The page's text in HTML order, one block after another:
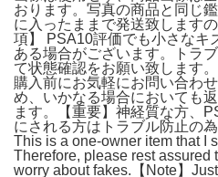
おります。写真の商品と同じ
に入ったままで発送致します
項】 PSA10評価でも小さなキ
ある場合がございます。トラ
て状態確認をお願い致します
購入前にお気軽にお問い合わ
め、いかなる場合においても
ます。【重要】神経質な方、
にされる方はトラブル防止の
This is a one-owner item that I
Therefore, please rest assured
worry about fakes.【Note】